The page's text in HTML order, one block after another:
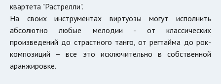
квартета "Растрелли".
На своих инструментах виртуозы могут исполнить
абсолютно любые мелодии - от классических
произведений до страстного танго, от регтайма до рок-
композиций – все это исключительно в собственной
аранжировке.